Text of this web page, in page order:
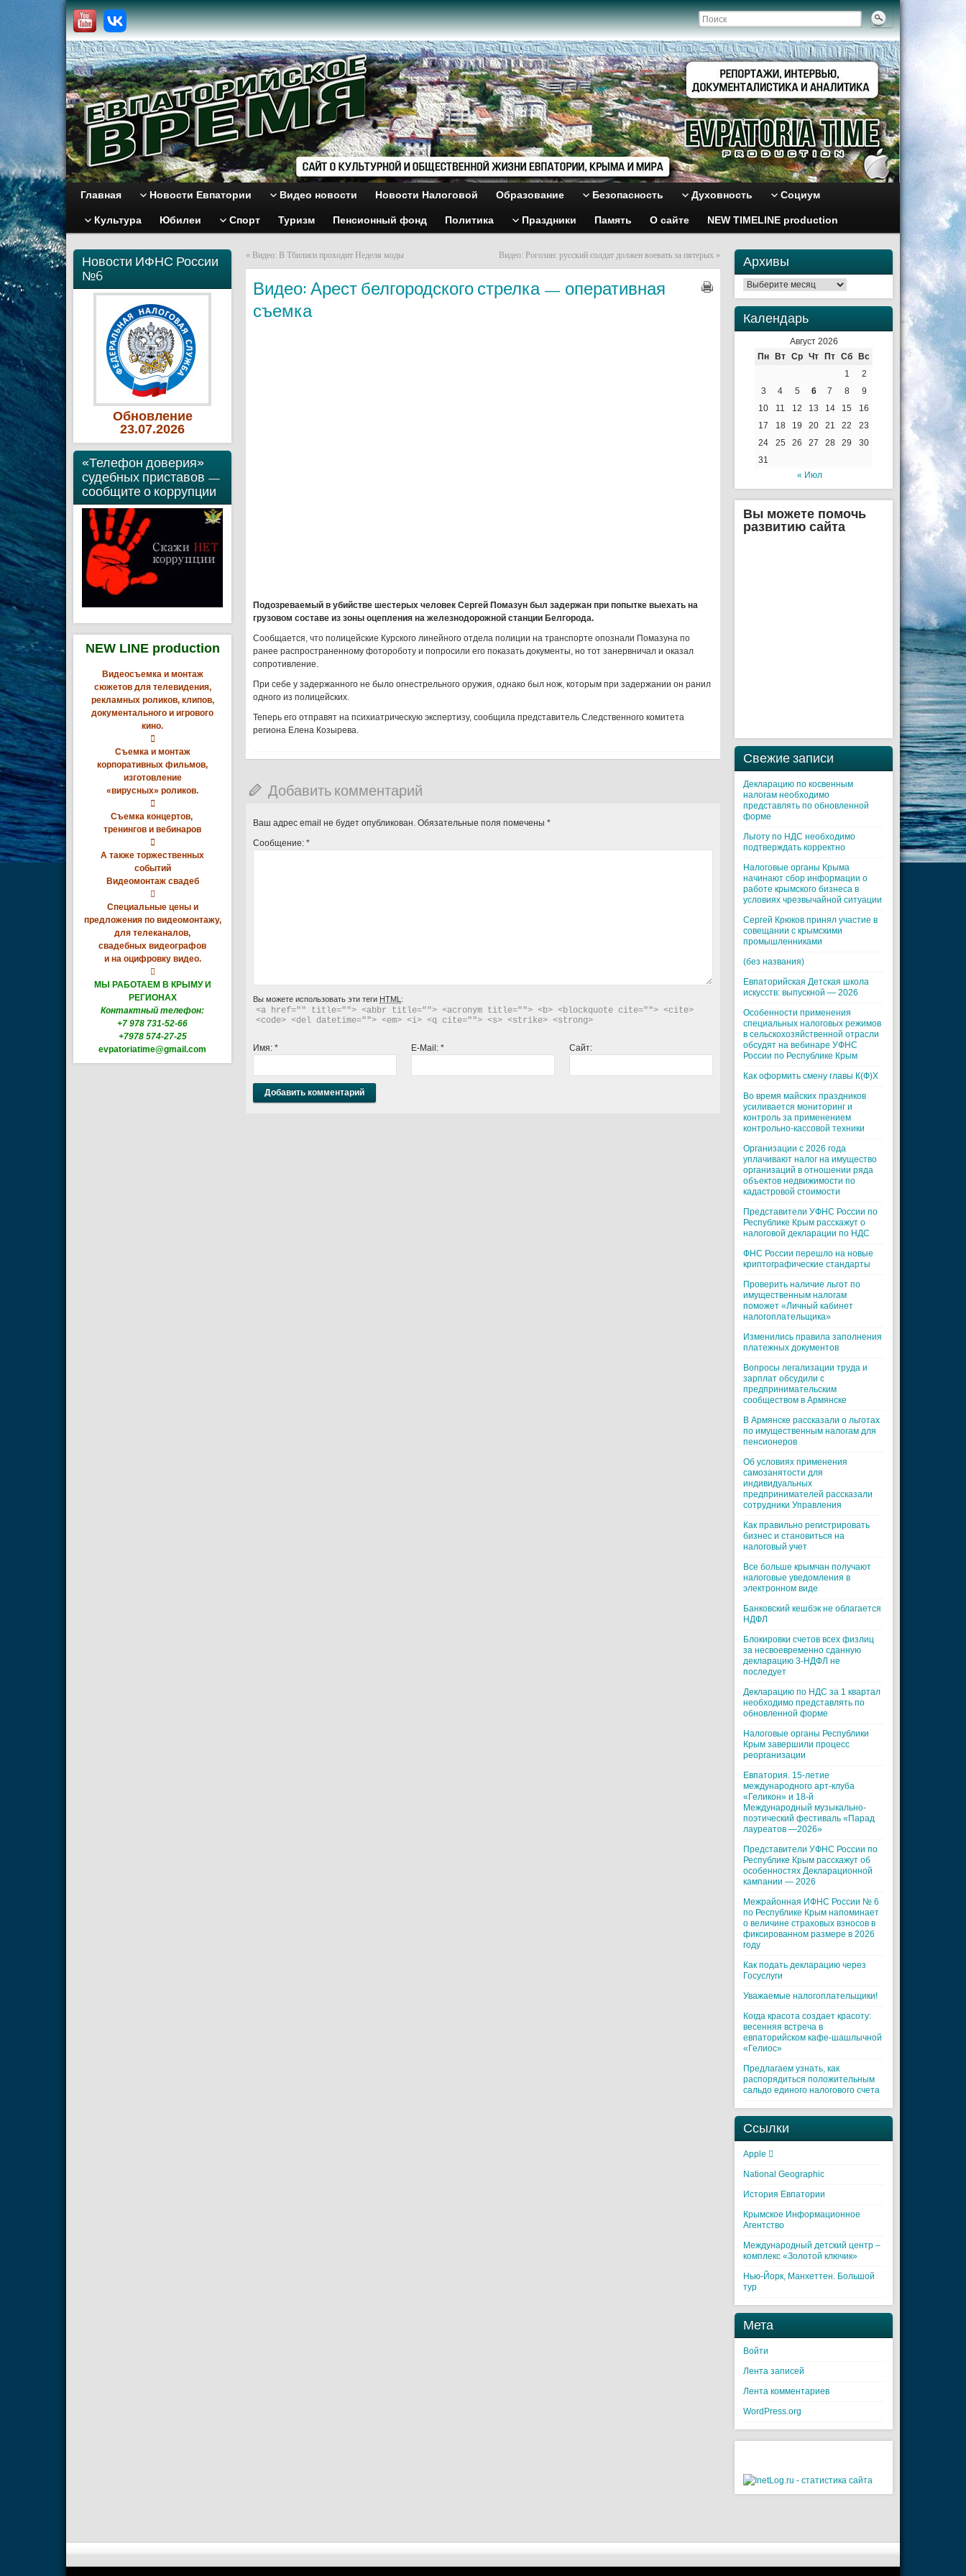
Главная Новости Евпатории Видео новости Новости Налоговой Образование Безопасность Духовность Социум
Культура Юбилеи Спорт Туризм Пенсионный фонд Политика Праздники Память О сайте NEW TIMELINE production
Новости ИФНС России
№6
Обновление
23.07.2026
«Телефон доверия»
судебных приставов —
сообщите о коррупции
NEW LINE production
Видеосъемка и монтаж
сюжетов для телевидения,
рекламных роликов, клипов,
документального и игрового
кино.

Съемка и монтаж
корпоративных фильмов,
изготовление
«вирусных» роликов.

Съемка концертов,
тренингов и вебинаров

А также торжественных
событий
Видеомонтаж свадеб

Специальные цены и
предложения по видеомонтажу,
для телеканалов,
свадебных видеографов
и на оцифровку видео.

МЫ РАБОТАЕМ В КРЫМУ И
РЕГИОНАХ
Контактный телефон:
+7 978 731-52-66
+7978 574-27-25
evpatoriatime@gmail.com
« Видео: В Тбилиси проходит Неделя моды Видео: Рогозин: русский солдат должен воевать за пятерых »
Видео: Арест белгородского стрелка — оперативная
съемка
Подозреваемый в убийстве шестерых человек Сергей Помазун был задержан при попытке выехать на
грузовом составе из зоны оцепления на железнодорожной станции Белгорода.
Сообщается, что полицейские Курского линейного отдела полиции на транспорте опознали Помазуна по
ранее распространенному фотороботу и попросили его показать документы, но тот занервничал и оказал
сопротивление.
При себе у задержанного не было огнестрельного оружия, однако был нож, которым при задержании он ранил
одного из полицейских.
Теперь его отправят на психиатрическую экспертизу, сообщила представитель Следственного комитета
региона Елена Козырева.
Добавить комментарий
Ваш адрес email не будет опубликован. Обязательные поля помечены *
Сообщение: *
Вы можете использовать эти теги HTML :
<a href="" title=""> <abbr title=""> <acronym title=""> <b> <blockquote cite=""> <cite>
<code> <del datetime=""> <em> <i> <q cite=""> <s> <strike> <strong>
Имя: * E-Mail: * Сайт:
Архивы
Архивы
Календарь
Август 2026
Пн
Вт Ср Чт Пт Сб
Вс
1
2
3
4 5 6 7 8
9
10
11 12 13 14 15
16
17
18 19 20 21 22
23
24
25 26 27 28 29
30
31
« Июл
Вы можете помочь
развитию сайта
Свежие записи
Декларацию по косвенным
налогам необходимо
представлять по обновленной
форме
Льготу по НДС необходимо
подтверждать корректно
Налоговые органы Крыма
начинают сбор информации о
работе крымского бизнеса в
условиях чрезвычайной ситуации
Cергей Крюков принял участие в
совещании с крымскими
промышленниками
(без названия)
Евпаторийская Детская школа
искусств: выпускной — 2026
Особенности применения
специальных налоговых режимов
в сельскохозяйственной отрасли
обсудят на вебинаре УФНС
России по Республике Крым
Как оформить смену главы К(Ф)Х
Во время майских праздников
усиливается мониторинг и
контроль за применением
контрольно-кассовой техники
Организации с 2026 года
уплачивают налог на имущество
организаций в отношении ряда
объектов недвижимости по
кадастровой стоимости
Представители УФНС России по
Республике Крым расскажут о
налоговой декларации по НДС
ФНС России перешло на новые
криптографические стандарты
Проверить наличие льгот по
имущественным налогам
поможет «Личный кабинет
налогоплательщика»
Изменились правила заполнения
платежных документов
Вопросы легализации труда и
зарплат обсудили с
предпринимательским
сообществом в Армянске
В Армянске рассказали о льготах
по имущественным налогам для
пенсионеров
Об условиях применения
самозанятости для
индивидуальных
предпринимателей рассказали
сотрудники Управления
Как правильно регистрировать
бизнес и становиться на
налоговый учет
Все больше крымчан получают
налоговые уведомления в
электронном виде
Банковский кешбэк не облагается
НДФЛ
Блокировки счетов всех физлиц
за несвоевременно сданную
декларацию 3-НДФЛ не
последует
Декларацию по НДС за 1 квартал
необходимо представлять по
обновленной форме
Налоговые органы Республики
Крым завершили процесс
реорганизации
Евпатория. 15-летие
международного арт-клуба
«Геликон» и 18-й
Международный музыкально-
поэтический фестиваль «Парад
лауреатов —2026»
Представители УФНС России по
Республике Крым расскажут об
особенностях Декларационной
кампании — 2026
Межрайонная ИФНС России № 6
по Республике Крым напоминает
о величине страховых взносов в
фиксированном размере в 2026
году
Как подать декларацию через
Госуслуги
Уважаемые налогоплательщики!
Когда красота создает красоту:
весенняя встреча в
евпаторийском кафе-шашлычной
«Гелиос»
Предлагаем узнать, как
распорядиться положительным
сальдо единого налогового счета
Ссылки
Apple 
National Geographic
История Евпатории
Крымское Информационное
Агентство
Международный детский центр –
комплекс «Золотой ключик»
Нью-Йорк, Манхеттен. Большой
тур
Мета
Войти
Лента записей
Лента комментариев
WordPress.org